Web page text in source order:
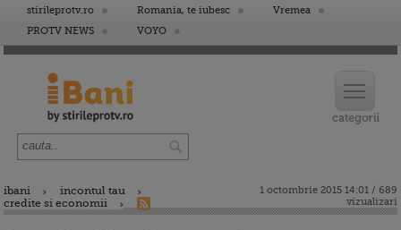
stirileprotv.ro Romania, te iubesc
Vremea
PROTV NEWS
VOYO
ibani
incontul tau
credite si economii
1 octombrie 2015 14:01 / 689
vizualizari